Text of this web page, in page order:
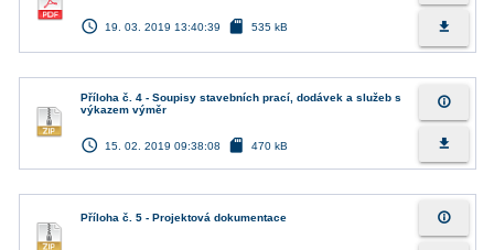
access_time 19. 03. 2019 13:40:39 sd_card 535 kB file_download
Příloha č. 4 - Soupisy stavebních prací, dodávek a služeb s
výkazem výměr
access_time 15. 02. 2019 09:38:08 sd_card 470 kB
info_outline
file_download
Příloha č. 5 - Projektová dokumentace info_outline